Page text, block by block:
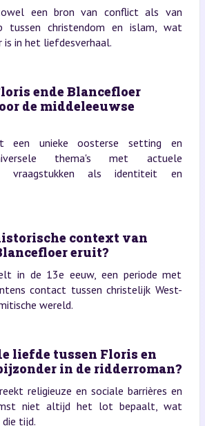
een bron van conflict als van
tussen christendom en islam, wat
is in het liefdesverhaal.
ende Blancefloer
de middeleeuwse
een unieke oosterse setting en
thema's met actuele
vraagstukken als identiteit en
context van
eruit?
in de 13e eeuw, een periode met
contact tussen christelijk West-
wereld.
liefde tussen Floris en
in de ridderroman?
religieuze en sociale barrières en
niet altijd het lot bepaalt, wat
tijd.